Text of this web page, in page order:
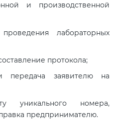
и производственной
лабораторных
протокола;
передача заявителю на
уникального номера,
предпринимателю.